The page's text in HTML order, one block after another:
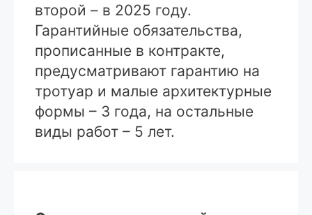
второй – в 2025 году.
Гарантийные обязательства,
прописанные в контракте,
предусматривают гарантию на
тротуар и малые архитектурные
формы – 3 года, на остальные
виды работ – 5 лет.